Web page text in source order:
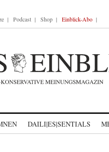
Podcast Shop Einblick-Abo
DAILI|ES|SENTIALS